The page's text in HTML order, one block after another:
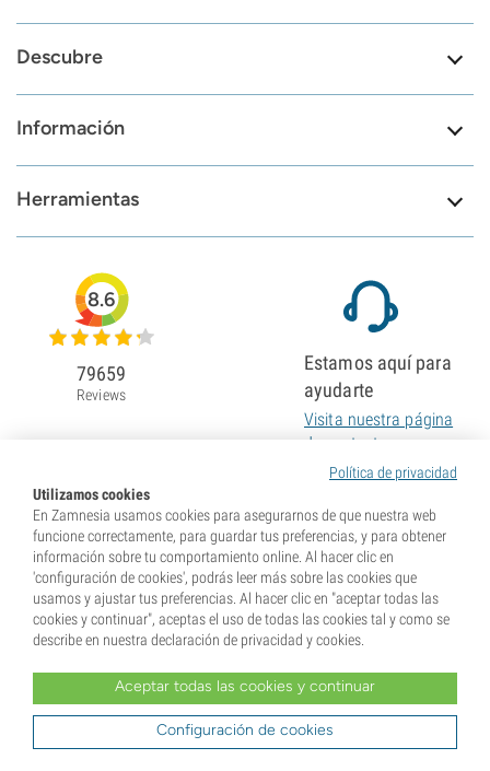
Descubre
Información
Herramientas
Política de privacidad
Utilizamos cookies
En Zamnesia usamos cookies para asegurarnos de que nuestra web
funcione correctamente, para guardar tus preferencias, y para obtener
información sobre tu comportamiento online. Al hacer clic en
'configuración de cookies', podrás leer más sobre las cookies que
usamos y ajustar tus preferencias. Al hacer clic en "aceptar todas las
cookies y continuar", aceptas el uso de todas las cookies tal y como se
describe en nuestra declaración de privacidad y cookies.
Aceptar todas las cookies y continuar
Configuración de cookies
8.6
79659
Reviews
Estamos aquí para
ayudarte
Visita nuestra página
de contacto
* Nuestras semillas se venden como suvenires. La germinación de semillas es ilegal en muchos
países. Infórmate antes de efectuar tu compra. Al realizar tu pedido indicas que eres mayor de edad en